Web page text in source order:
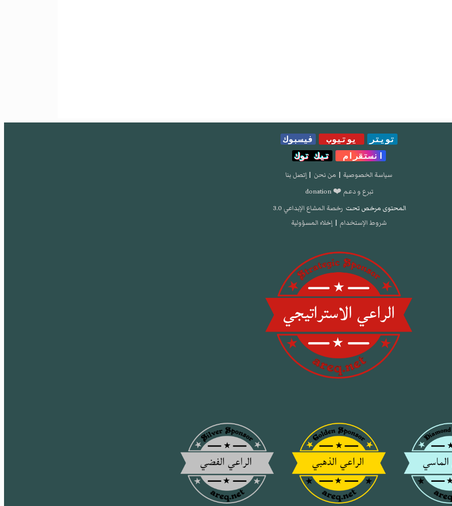
تويتر يوتيوب
فيسبوك
انستقرام
تيك توك
سياسة الخصوصية | من نحن | إتصل بنا
تبرع و دعم ❤️ donation
المحتوى مرخص تحت رخصة المشاع الإبداعي 3.0
شروط الإستخدام | إخلاء المسؤولية